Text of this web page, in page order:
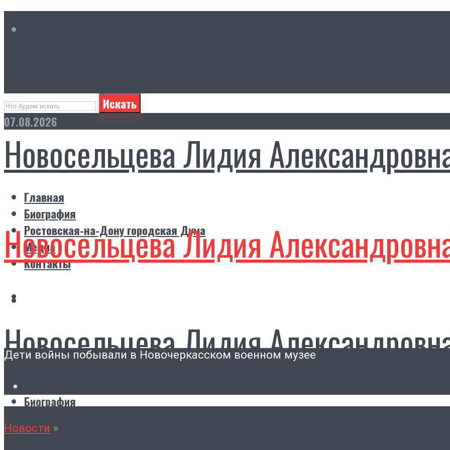
Искать
07.08.2026
Новосельцева Лидия
Главная
Биография
Ростовская-на-Дону городская Дума
Медиа
Контакты
Новосельцева Лидия
Новосельцева Лидия
Биография
Медиа
Дети войны побывали в Новочеркасском военном музее
Новости »